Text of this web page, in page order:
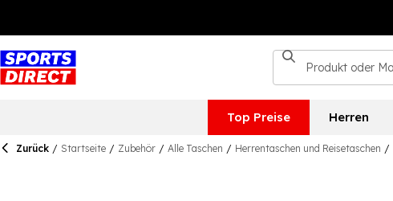
Top Preise Herren
Zurück / Startseite / Zubehör / Alle Taschen / Herrentaschen und Reisetaschen /